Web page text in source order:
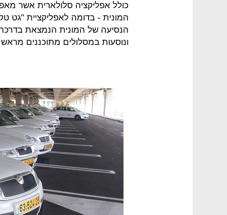
כולל אפליקציה סלולארית אשר
המונית - בדומה לאפליקציית "גט
הנסיעה של המונית הנמצאת בדרכה
ונוסעות במסלולים מתוכננים